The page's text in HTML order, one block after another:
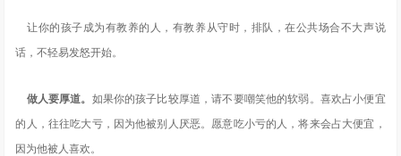
让你的孩子成为有教养的人，有教养从守时，排队，在公共场合不大声说
话，不轻易发怒开始。
做人要厚道。 如果你的孩子比较厚道，请不要嘲笑他的软弱。喜欢占小便宜
的人，往往吃大亏，因为他被别人厌恶。愿意吃小亏的人，将来会占大便宜，
因为他被人喜欢。